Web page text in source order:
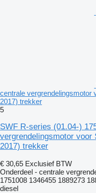
centrale vergrendelingsmotor
2017) trekker
5
SWF R-series (01.04-)
vergrendelingsmotor voor
2017) trekker
€ 30,65 Exclusief BTW
Onderdeel - centrale
1751008 1346455 1889273
diesel